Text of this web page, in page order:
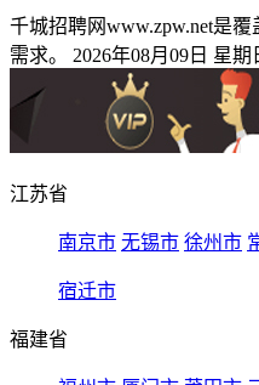
千城招聘网www.zpw.net是
需求。 2026年08月09日 星期
江苏省
南京市 无锡市 徐州市
宿迁市
福建省